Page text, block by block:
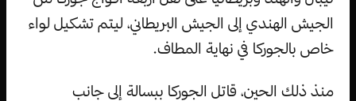
الجيش الهندي إلى الجيش البريطاني، ليتم تشكيل لواء
خاص بالجوركا في نهاية المطاف.
منذ ذلك الحين، قاتل الجوركا ببسالة إلى جانب